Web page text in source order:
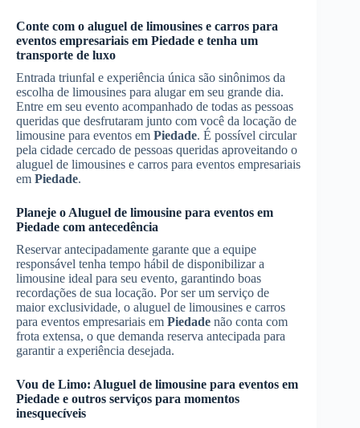
Conte com o aluguel de limousines e carros para
eventos empresariais em Piedade e tenha um
transporte de luxo
Entrada triunfal e experiência única são sinônimos da
escolha de limousines para alugar em seu grande dia.
Entre em seu evento acompanhado de todas as pessoas
queridas que desfrutaram junto com você da locação de
limousine para eventos em Piedade. É possível circular
pela cidade cercado de pessoas queridas aproveitando o
aluguel de limousines e carros para eventos empresariais
em Piedade.
Planeje o Aluguel de limousine para eventos em
Piedade com antecedência
Reservar antecipadamente garante que a equipe
responsável tenha tempo hábil de disponibilizar a
limousine ideal para seu evento, garantindo boas
recordações de sua locação. Por ser um serviço de
maior exclusividade, o aluguel de limousines e carros
para eventos empresariais em Piedade não conta com
frota extensa, o que demanda reserva antecipada para
garantir a experiência desejada.
Vou de Limo: Aluguel de limousine para eventos em
Piedade e outros serviços para momentos
inesquecíveis